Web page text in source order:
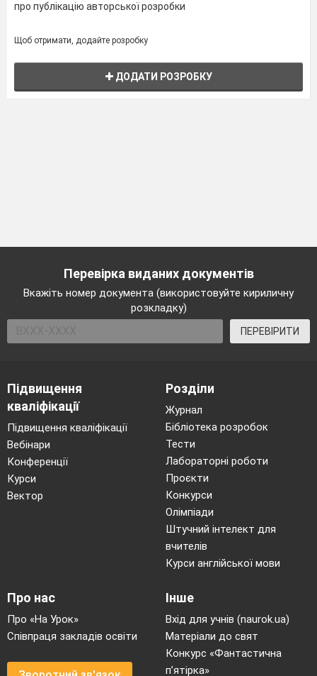
про публікацію авторської розробки
Щоб отримати, додайте розробку
ДОДАТИ РОЗРОБКУ
Перевірка виданих документів
Вкажіть номер документа (використовуйте кириличну
розкладку)
ПЕРЕВІРИТИ
Підвищення
кваліфікації
Підвищення кваліфікації
Вебінари
Конференції
Курси
Вектор
Розділи
Журнал
Бібліотека розробок
Тести
Лабораторні роботи
Проєкти
Конкурси
Олімпіади
Штучний інтелект для
вчителів
Курси англійської мови
Про нас
Про «На Урок»
Співпраця закладів освіти
Інше
Вхід для учнів (naurok.ua)
Матеріали до свят
Конкурс «Фантастична
п’ятірка»